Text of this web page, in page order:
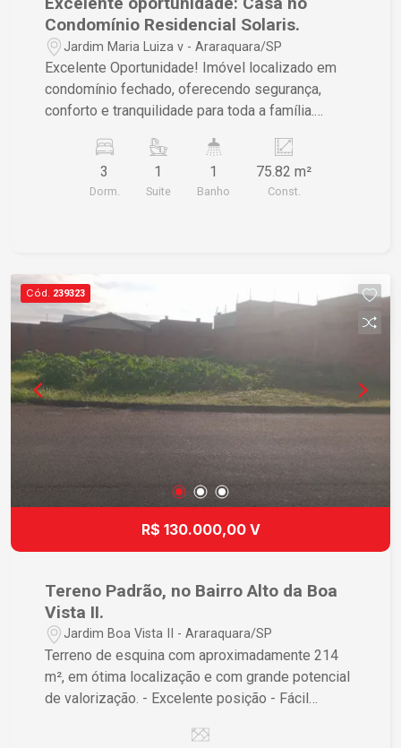
Condomínio Residencial Solaris.
Jardim Maria Luiza v - Araraquara/SP
Excelente Oportunidade! Imóvel localizado em
condomínio fechado, oferecendo segurança,
conforto e tranquilidade para toda a família.
aconchegante - Cozinha funcional - Banheiro -
Quintal privativo Valor abaixo do mercado! Não
perca essa chance de adquirir seu imóvel com
3
Dorm.
1
Suite
1
Banho
75.82 m²
Const.
Cód. 239323
R$ 130.000,00 V
Tereno Padrão, no Bairro Alto da Boa
Vista II.
Jardim Boa Vista II - Araraquara/SP
Terreno de esquina com aproximadamente 214
m², em ótima localização e com grande potencial
de valorização. - Excelente posição - Fácil
comercial - Região em crescimento Aproveite